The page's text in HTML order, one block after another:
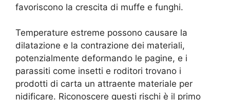
favoriscono la crescita di muffe e funghi.
Temperature estreme possono causare la
dilatazione e la contrazione dei materiali,
potenzialmente deformando le pagine, e i
parassiti come insetti e roditori trovano i
prodotti di carta un attraente materiale per
nidificare. Riconoscere questi rischi è il primo